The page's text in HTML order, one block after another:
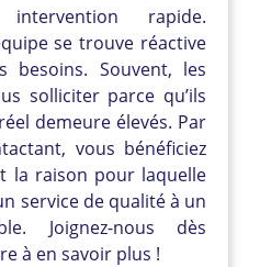
rapide.
se trouve réactive
besoins. Souvent, les
solliciter parce qu’ils
demeure élevés. Par
vous bénéficiez
la raison pour laquelle
service de qualité à un
Joignez-nous dès
à en savoir plus !